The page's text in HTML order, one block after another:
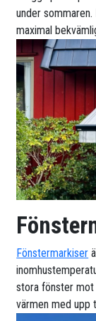
under
maximal
Fönstermarkiser
stora fönster
värmen med upp